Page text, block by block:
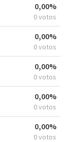
0,00%
0 votos
0,00%
0 votos
0,00%
0 votos
0,00%
0 votos
0,00%
0 votos